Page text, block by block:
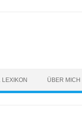
LEXIKON ÜBER MICH